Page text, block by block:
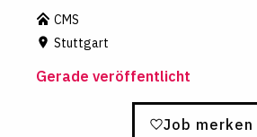
CMS
Stuttgart
Gerade veröffentlicht
Job merken